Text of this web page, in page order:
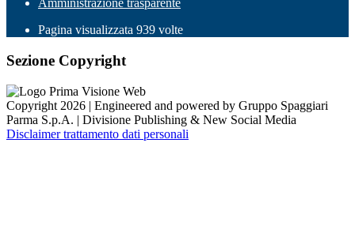
Amministrazione trasparente
Pagina visualizzata 939 volte
Sezione Copyright
Copyright 2026 | Engineered and powered by Gruppo Spaggiari
Parma S.p.A. | Divisione Publishing & New Social Media
Disclaimer trattamento dati personali